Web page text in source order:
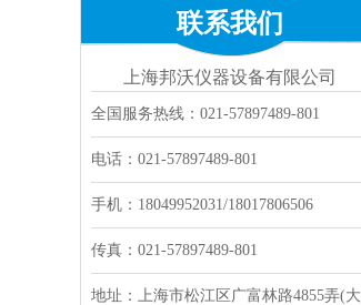
联系我们
上海邦沃仪器设备有限公司
全国服务热线：021-57897489-801
电话：021-57897489-801
手机：18049952031/18017806506
传真：021-57897489-801
地址：上海市松江区广富林路4855弄(大